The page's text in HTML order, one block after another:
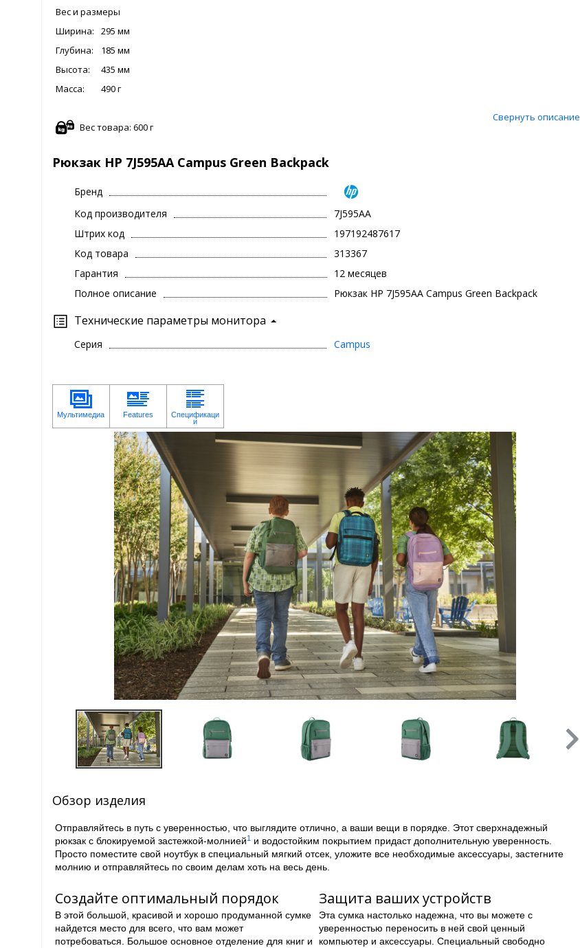
Вес и размеры
Ширина:
295 мм
Глубина:
185 мм
Высота:
435 мм
Масса:
490 г
Свернуть описание
Вес товара: 600 г
Рюкзак HP 7J595AA Campus Green Backpack
Бренд
Код производителя
7J595AA
Штрих код
197192487617
Код товара
313367
Гарантия
12 месяцев
Полное описание
Рюкзак HP 7J595AA Campus Green Backpack
Технические параметры монитора
Серия Campus
Обзор изделия
Отправляйтесь в путь с уверенностью, что выглядите отлично, а ваши вещи в порядке. Этот сверхнадежный
рюкзак с блокируемой застежкой-молнией1 и водостойким покрытием придаст дополнительную уверенность.
Просто поместите свой ноутбук в специальный мягкий отсек, уложите все необходимые аксессуары, застегните
молнию и отправляйтесь по своим делам хоть на весь день.
Создайте оптимальный порядок
В этой большой, красивой и хорошо продуманной сумке
найдется место для всего, что вам может
потребоваться. Большое основное отделение для книг и
Защита ваших устройств
Эта сумка настолько надежна, что вы можете с
уверенностью переносить в ней свой ценный
компьютер и аксессуары. Специальный свободно